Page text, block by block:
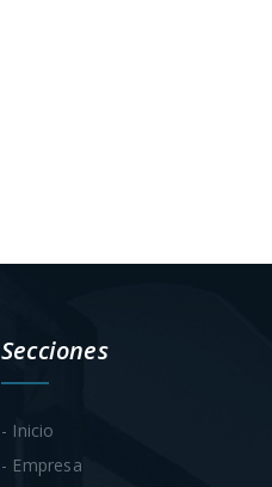
Secciones
- Inicio
- Empresa